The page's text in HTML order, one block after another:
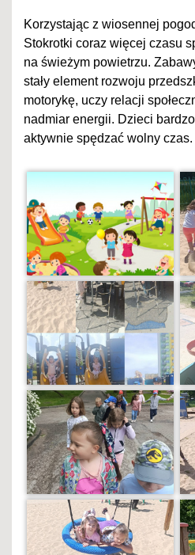
Korzystając z wiosennej
Stokrotki coraz więcej czasu
na świeżym powietrzu.
stały element rozwoju
motorykę, uczy relacji
nadmiar energii. Dzieci
aktywnie spędzać wolny czas.